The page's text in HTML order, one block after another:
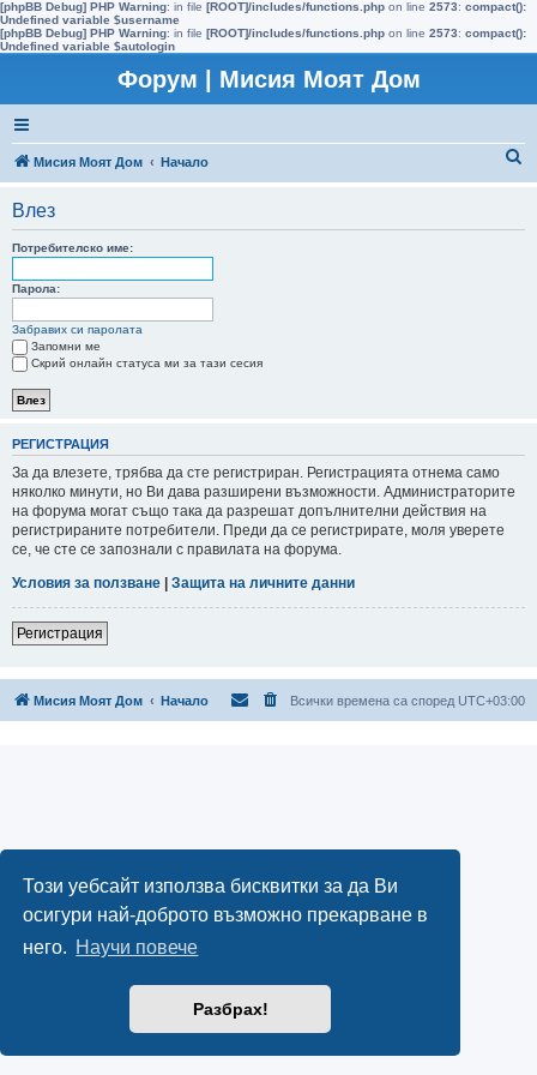
Този уебсайт използва бисквитки за да Ви
осигури най-доброто възможно прекарване в
него. Научи повече
Разбрах!
[phpBB Debug] PHP Warning: in file [ROOT]/includes/functions.php on line 2573: compact():
Undefined variable $username
[phpBB Debug] PHP Warning: in file [ROOT]/includes/functions.php on line 2573: compact():
Undefined variable $autologin
Форум | Мисия Моят Дом
Мисия Моят Дом Начало
Влез
Потребителско име:
Парола:
Забравих си паролата
Запомни ме
Скрий онлайн статуса ми за тази сесия
РЕГИСТРАЦИЯ
За да влезете, трябва да сте регистриран. Регистрацията отнема само
няколко минути, но Ви дава разширени възможности. Администраторите
на форума могат също така да разрешат допълнителни действия на
регистрираните потребители. Преди да се регистрирате, моля уверете
се, че сте се запознали с правилата на форума.
Условия за ползване | Защита на личните данни
Регистрация
Мисия Моят Дом Начало Всички времена са според UTC+03:00